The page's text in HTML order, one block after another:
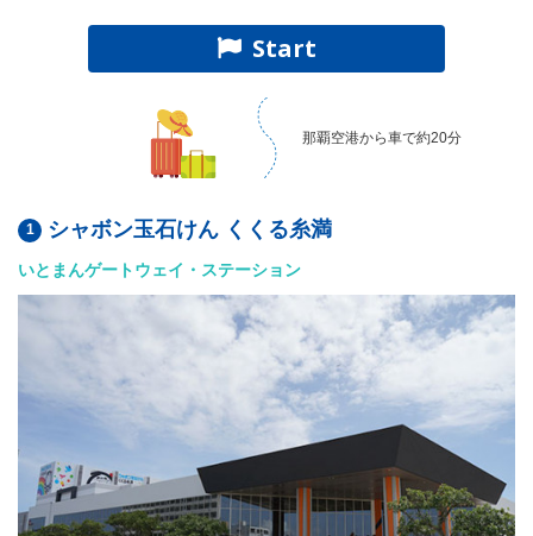
Start
那覇空港から車で約20分
シャボン玉石けん くくる糸満
いとまんゲートウェイ・ステーション